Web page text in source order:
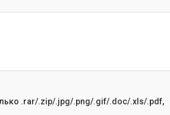
.rar/.zip/.jpg/.png/.gif/.doc/.xls/.pdf,